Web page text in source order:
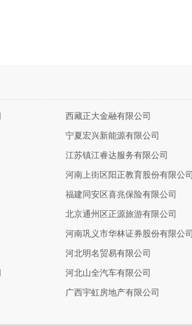
西藏正大金融有限公司
宁夏宏兴新能源有限公司
江苏镇江睿达服务有限公司
河南上街区阳正教育股份有限公司
福建同安区喜兆保险有限公司
北京通州区正源旅游有限公司
河南巩义市华林证券股份有限公司
河北明名贸易有限公司
河北山全汽车有限公司
广西宇虹房地产有限公司